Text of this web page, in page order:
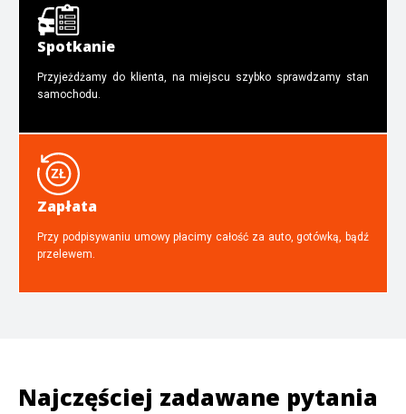
Spotkanie
Przyjeżdżamy do klienta, na miejscu szybko sprawdzamy stan
samochodu.
Zapłata
Przy podpisywaniu umowy płacimy całość za auto, gotówką, bądź
przelewem.
Najczęściej zadawane pytania